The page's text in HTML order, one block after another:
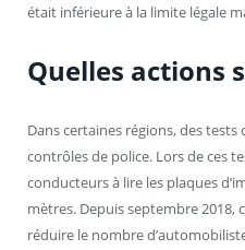
était inférieure à la limite légale
Quelles actions
Dans certaines régions, des
contrôles de police. Lors de ces
conducteurs à lire les plaques
mètres. Depuis septembre 2018,
réduire le nombre